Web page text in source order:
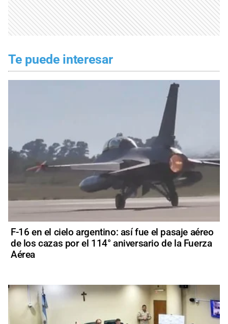
Te puede interesar
F-16 en el cielo argentino: así fue el pasaje aéreo
de los cazas por el 114° aniversario de la Fuerza
Aérea